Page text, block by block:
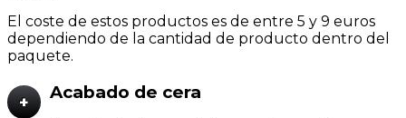
El coste de estos productos es de entre 5 y 9 euros
dependiendo de la cantidad de producto dentro del
paquete.
+ Acabado de cera